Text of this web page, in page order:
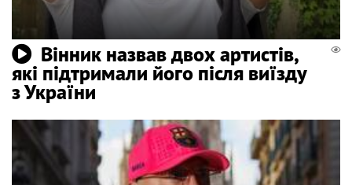
Вінник назвав двох артистів,
які підтримали його після виїзду
з України